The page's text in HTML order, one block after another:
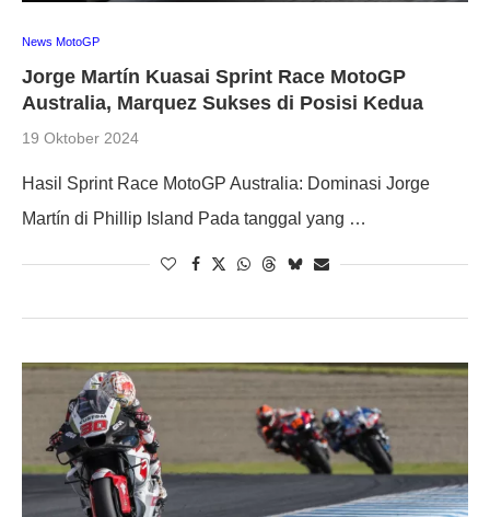
News MotoGP
Jorge Martín Kuasai Sprint Race MotoGP
Australia, Marquez Sukses di Posisi Kedua
19 Oktober 2024
Hasil Sprint Race MotoGP Australia: Dominasi Jorge
Martín di Phillip Island Pada tanggal yang …